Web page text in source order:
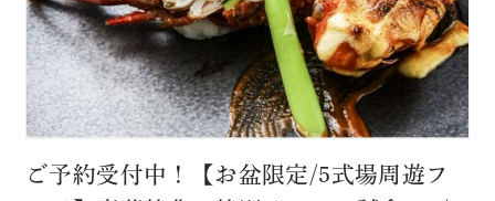
ご予約受付中！【お盆限定/5式場周遊フ